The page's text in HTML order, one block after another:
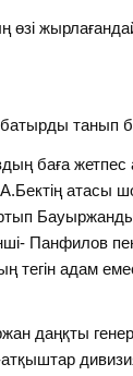
танып
баға
атасы
Панфилов
адам
даңқты